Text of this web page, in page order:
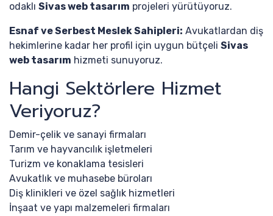
odaklı Sivas web tasarım projeleri yürütüyoruz.
Esnaf ve Serbest Meslek Sahipleri: Avukatlardan diş
hekimlerine kadar her profil için uygun bütçeli Sivas
web tasarım hizmeti sunuyoruz.
Hangi Sektörlere Hizmet
Veriyoruz?
Demir-çelik ve sanayi firmaları
Tarım ve hayvancılık işletmeleri
Turizm ve konaklama tesisleri
Avukatlık ve muhasebe büroları
Diş klinikleri ve özel sağlık hizmetleri
İnşaat ve yapı malzemeleri firmaları